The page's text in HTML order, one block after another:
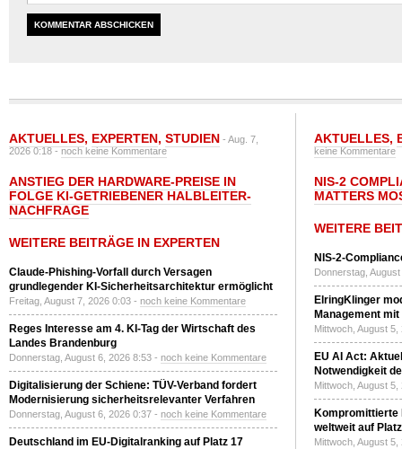
AKTUELLES, EXPERTEN, STUDIEN - Aug. 7,
2026 0:18 -noch keine Kommentare
ANSTIEG DER HARDWARE-PREISE IN
FOLGE KI-GETRIEBENER HALBLEITER-
NACHFRAGE
WEITERE BEITRÄGE IN EXPERTEN
Claude-Phishing-Vorfall durch Versagen
grundlegender KI-Sicherheitsarchitektur ermöglicht
Freitag, August 7, 2026 0:03 - noch keine Kommentare
Reges Interesse am 4. KI-Tag der Wirtschaft des
Landes Brandenburg
Donnerstag, August 6, 2026 8:53 - noch keine Kommentare
Digitalisierung der Schiene: TÜV-Verband fordert
Modernisierung sicherheitsrelevanter Verfahren
Donnerstag, August 6, 2026 0:37 - noch keine Kommentare
Deutschland im EU-Digitalranking auf Platz 17
AKTUELLES,
keine Kommentare
NIS-2
MATTERS
WEITERE
NIS-2-
Donnerstag,
ElringKlinger
Management
Mittwoch, August
EU AI Act:
Notwendigkeit
Mittwoch, August
Kompromittierte
weltweit auf
Mittwoch, August